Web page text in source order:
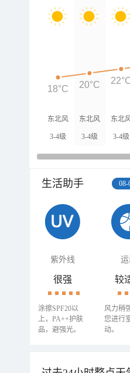
东北风
3-4级
东北风
3-4级
东北
3-4级
18°C 20°C
生活助手 08-
紫外线
很强
涂擦SPF20以
上，PA++护肤
品，避强光。
较
风力稍
您进行
动。